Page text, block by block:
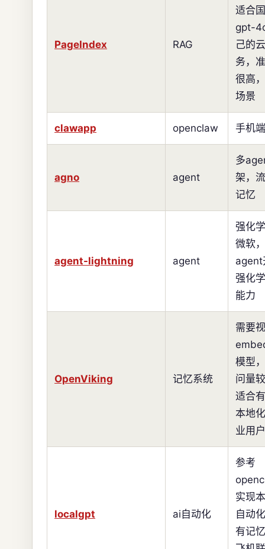
PageIndex RAG
适合
gpt-
己的
务，
很高
场景
clawapp openclaw 手机
agno agent
多
架，
记忆
agent-lightning agent
强化
微软
agent
强化
能力
OpenViking 记忆系统
需要
模型
问量
适合
本地
业用
localgpt ai自动化
参考
实现
自动
有记